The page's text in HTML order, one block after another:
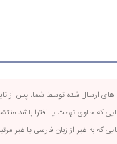
های ارسال شده توسط شما، پس از
که حاوی تهمت یا افترا باشد
که به غیر از زبان فارسی یا غیر